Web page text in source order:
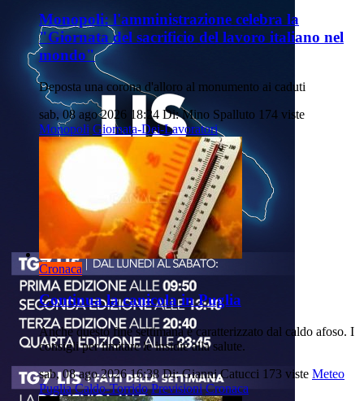
Monopoli: l'amministrazione celebra la
"Giornata del sacrificio del lavoro italiano nel
mondo"
Deposta una corona d'alloro al monumento ai caduti
sab, 08 ago 2026 18:24 Di: Mino Spalluto 174 viste
Monopoli Giornata-Dei-Lavoratori
Cronaca
Continua la canicola in Puglia
Anche questo fine settimana è caratterizzato dal caldo afoso. I
consigli per limitare le insidie alla salute.
sab, 08 ago 2026 16:38 Di: Gianni Catucci 173 viste Meteo
Puglia Caldo-Torrido Previsioni Cronaca